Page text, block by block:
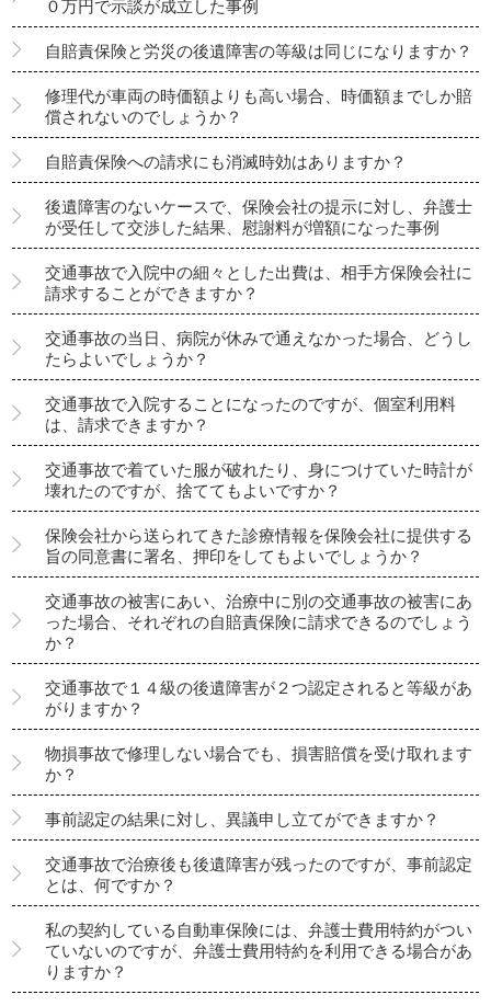
０万円で示談が成立した事例
自賠責保険と労災の後遺障害の等級は同じになりますか？
修理代が車両の時価額よりも高い場合、時価額までしか賠
償されないのでしょうか？
自賠責保険への請求にも消滅時効はありますか？
後遺障害のないケースで、保険会社の提示に対し、弁護士
が受任して交渉した結果、慰謝料が増額になった事例
交通事故で入院中の細々とした出費は、相手方保険会社に
請求することができますか？
交通事故の当日、病院が休みで通えなかった場合、どうし
たらよいでしょうか？
交通事故で入院することになったのですが、個室利用料
は、請求できますか？
交通事故で着ていた服が破れたり、身につけていた時計が
壊れたのですが、捨ててもよいですか？
保険会社から送られてきた診療情報を保険会社に提供する
旨の同意書に署名、押印をしてもよいでしょうか？
交通事故の被害にあい、治療中に別の交通事故の被害にあ
った場合、それぞれの自賠責保険に請求できるのでしょう
か？
交通事故で１４級の後遺障害が２つ認定されると等級があ
がりますか？
物損事故で修理しない場合でも、損害賠償を受け取れます
か？
事前認定の結果に対し、異議申し立てができますか？
交通事故で治療後も後遺障害が残ったのですが、事前認定
とは、何ですか？
私の契約している自動車保険には、弁護士費用特約がつい
ていないのですが、弁護士費用特約を利用できる場合があ
りますか？